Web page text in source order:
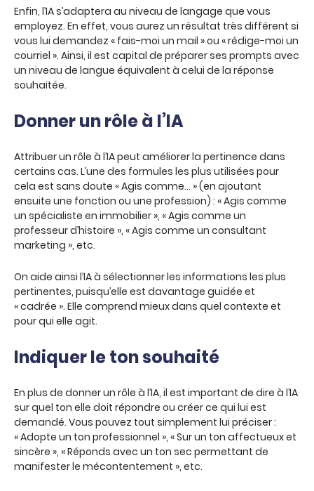
Enfin, l’IA s’adaptera au niveau de langage que vous
employez. En effet, vous aurez un résultat très différent si
vous lui demandez « fais-moi un mail » ou « rédige-moi un
courriel ». Ainsi, il est capital de préparer ses prompts avec
un niveau de langue équivalent à celui de la réponse
souhaitée.
Donner un rôle à l’IA
Attribuer un rôle à l’IA peut améliorer la pertinence dans
certains cas. L’une des formules les plus utilisées pour
cela est sans doute « Agis comme… » (en ajoutant
ensuite une fonction ou une profession) : « Agis comme
un spécialiste en immobilier », « Agis comme un
professeur d’histoire », « Agis comme un consultant
marketing », etc.
On aide ainsi l’IA à sélectionner les informations les plus
pertinentes, puisqu’elle est davantage guidée et
« cadrée ». Elle comprend mieux dans quel contexte et
pour qui elle agit.
Indiquer le ton souhaité
En plus de donner un rôle à l’IA, il est important de dire à l’IA
sur quel ton elle doit répondre ou créer ce qui lui est
demandé. Vous pouvez tout simplement lui préciser :
« Adopte un ton professionnel », « Sur un ton affectueux et
sincère », « Réponds avec un ton sec permettant de
manifester le mécontentement », etc.